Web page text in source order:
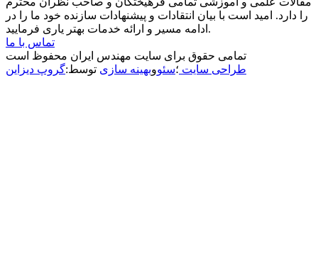
را دارد. امید است با بیان انتقادات و پیشنهادات سازنده خود ما را در
ادامه مسیر و ارائه خدمات بهتر یاری فرمایید.
تماس با ما
تمامی حقوق برای سایت مهندس ایران محفوظ است
طراحی سایت ؛سئووبهینه سازی توسط:گروپ دیزاین